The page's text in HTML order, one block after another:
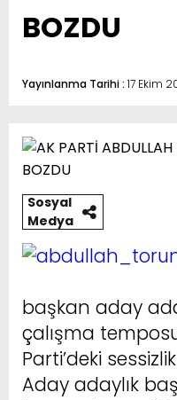
BOZDU
Yayınlanma Tarihi : 17 Ekim
Sosyal
Medya
başkan aday
çalışma
Parti’deki
Aday adaylık